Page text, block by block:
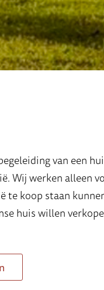
van een
Wij werken alleen
te koop staan
huis willen